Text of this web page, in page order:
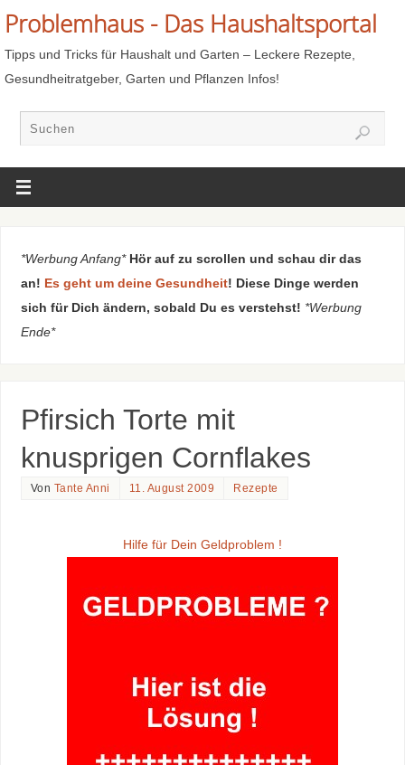
Problemhaus - Das Haushaltsportal
Tipps und Tricks für Haushalt und Garten – Leckere Rezepte,
Gesundheitratgeber, Garten und Pflanzen Infos!
*Werbung Anfang* Hör auf zu scrollen und schau dir das
an! Es geht um deine Gesundheit! Diese Dinge werden
sich für Dich ändern, sobald Du es verstehst! *Werbung
Ende*
Pfirsich Torte mit
knusprigen Cornflakes
Von Tante Anni 11. August 2009 Rezepte
Hilfe für Dein Geldproblem !